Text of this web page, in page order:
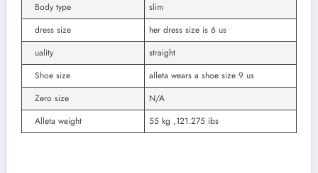
Body type
slim
dress size
her dress size is 6 us
uality
straight
Shoe size
alleta wears a shoe size 9 us
Zero size
N/A
Alleta weight
55 kg ,121.275 ibs